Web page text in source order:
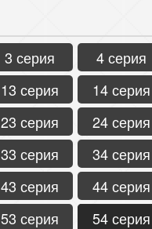
3 серия 4 серия
13 серия 14 серия
23 серия 24 серия
33 серия 34 серия
43 серия 44 серия
53 серия 54 серия